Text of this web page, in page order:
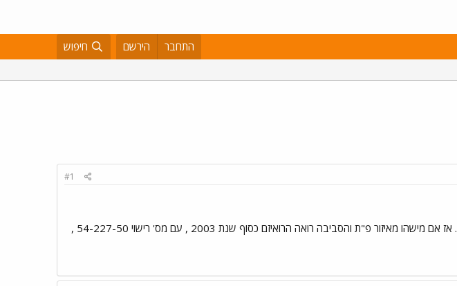
התחבר הירשם חיפוש
#1
היום בערב גיליתי שנגנב לי הקטנוע , חתכו את השרשרת ופשוט העלימו אותו. אז אם מישהו מאיזור פ"ת והסביבה רואה הרואיזם כסוף שנת 2003 , עם מס' רישוי 54-227-50 ,